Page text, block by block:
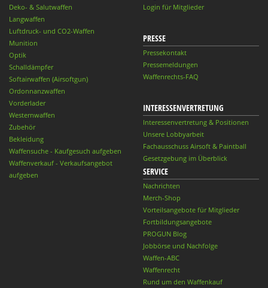
Deko- & Salutwaffen
Langwaffen
Luftdruck- und CO2-Waffen
Munition
Optik
Schalldämpfer
Softairwaffen (Airsoftgun)
Ordonnanzwaffen
Vorderlader
Westernwaffen
Zubehör
Bekleidung
Waffensuche - Kaufgesuch aufgeben
Waffenverkauf - Verkaufsangebot
aufgeben
Login für Mitglieder
PRESSE
Pressekontakt
Pressemeldungen
Waffenrechts-FAQ
INTERESSENVERTRETUNG
Interessenvertretung & Positionen
Unsere Lobbyarbeit
Fachausschuss Airsoft & Paintball
Gesetzgebung im Überblick
SERVICE
Nachrichten
Merch-Shop
Vorteilsangebote für Mitglieder
Fortbildungsangebote
PROGUN Blog
Jobbörse und Nachfolge
Waffen-ABC
Waffenrecht
Rund um den Waffenkauf